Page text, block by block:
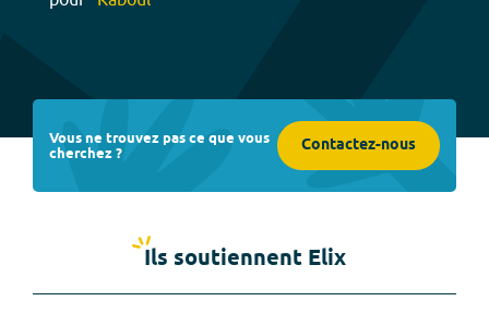
Vous ne trouvez pas ce que vous
cherchez ? Contactez-nous
Ils soutiennent Elix